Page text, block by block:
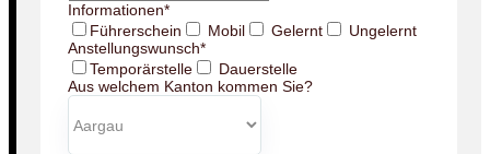
Informationen*
Führerschein
Mobil Gelernt
Ungelernt
Anstellungswunsch*
Temporärstelle
Dauerstelle
Aus welchem Kanton kommen Sie?